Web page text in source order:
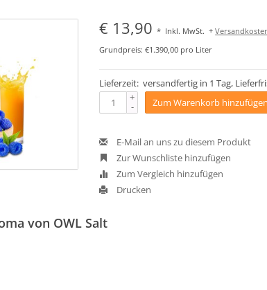
€ 13,90* Inkl. MwSt. +
Grundpreis: €1.390,00 pro Liter
Lieferzeit: versandfertig in 1 Tag,
+
- Zum Warenkorb hinzufügen
E-Mail an uns zu diesem Produkt
Zur Wunschliste hinzufügen
Zum Vergleich hinzufügen
Drucken
von OWL Salt